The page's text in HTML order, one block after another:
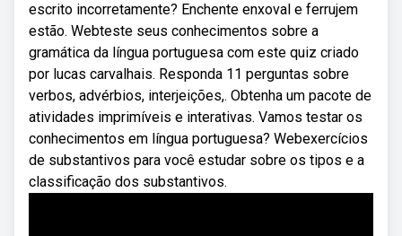
escrito incorretamente? Enchente enxoval e ferrujem
estão. Webteste seus conhecimentos sobre a
gramática da língua portuguesa com este quiz criado
por lucas carvalhais. Responda 11 perguntas sobre
verbos, advérbios, interjeições,. Obtenha um pacote de
atividades imprimíveis e interativas. Vamos testar os
conhecimentos em língua portuguesa? Webexercícios
de substantivos para você estudar sobre os tipos e a
classificação dos substantivos.